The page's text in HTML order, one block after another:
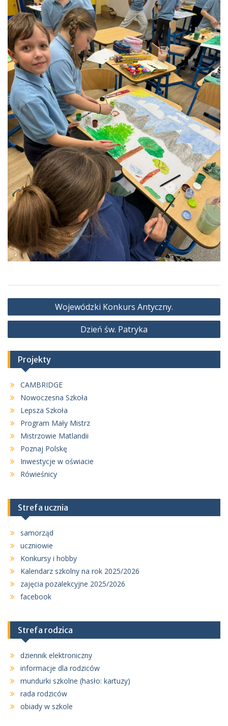
Nawigacja
wpisu
Wojewódzki Konkurs Antyczny.
Dzień św. Patryka
Projekty
CAMBRIDGE
Nowoczesna Szkoła
Lepsza Szkoła
Program Mały Mistrz
Mistrzowie Matlandii
Poznaj Polskę
Inwestycje w oświacie
Rówieśnicy
Strefa ucznia
samorząd
uczniowie
Konkursy i hobby
Kalendarz szkolny na rok 2025/2026
zajęcia pozalekcyjne 2025/2026
facebook
Strefa rodzica
dziennik elektroniczny
informacje dla rodziców
mundurki szkolne (hasło: kartuzy)
rada rodziców
obiady w szkole